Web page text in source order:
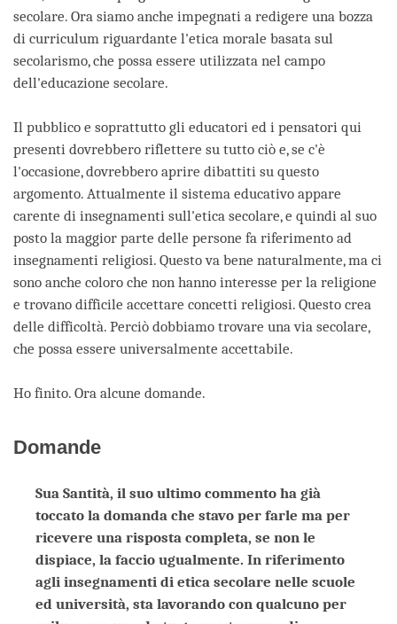
secolare. Ora siamo anche impegnati a redigere una bozza
di curriculum riguardante l'etica morale basata sul
secolarismo, che possa essere utilizzata nel campo
dell'educazione secolare.
Il pubblico e soprattutto gli educatori ed i pensatori qui
presenti dovrebbero riflettere su tutto ciò e, se c'è
l'occasione, dovrebbero aprire dibattiti su questo
argomento. Attualmente il sistema educativo appare
carente di insegnamenti sull'etica secolare, e quindi al suo
posto la maggior parte delle persone fa riferimento ad
insegnamenti religiosi. Questo va bene naturalmente, ma ci
sono anche coloro che non hanno interesse per la religione
e trovano difficile accettare concetti religiosi. Questo crea
delle difficoltà. Perciò dobbiamo trovare una via secolare,
che possa essere universalmente accettabile.
Ho finito. Ora alcune domande.
Domande
Sua Santità, il suo ultimo commento ha già
toccato la domanda che stavo per farle ma per
ricevere una risposta completa, se non le
dispiace, la faccio ugualmente. In riferimento
agli insegnamenti di etica secolare nelle scuole
ed università, sta lavorando con qualcuno per